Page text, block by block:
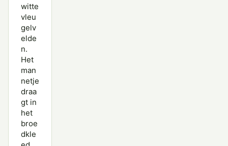
witte
vleu
gelv
elde
n.
Het
man
netje
draa
gt in
het
broe
dkle